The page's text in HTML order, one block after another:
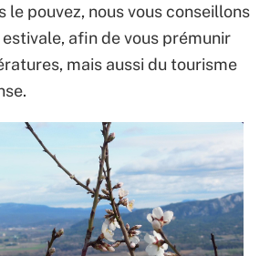
le pouvez, nous vous conseillons
estivale, afin de vous prémunir
mais aussi du tourisme